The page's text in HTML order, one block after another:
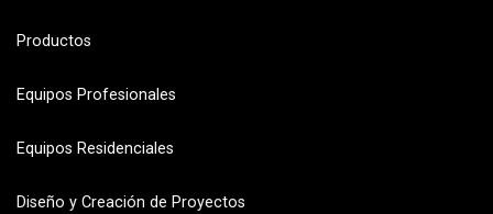
Productos
Equipos Profesionales
Equipos Residenciales
Diseño y Creación de Proyectos